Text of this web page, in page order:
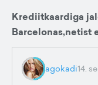
Krediitkaardiga
Barcelonas,netist
agokadi14.